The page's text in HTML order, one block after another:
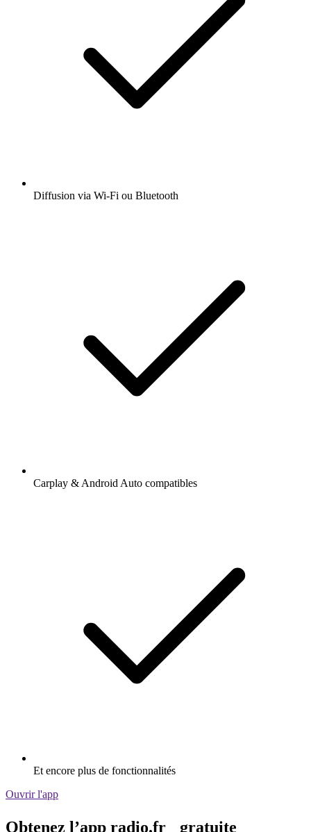
Diffusion via Wi-Fi ou Bluetooth
Carplay & Android Auto compatibles
Et encore plus de fonctionnalités
Ouvrir l'app
Obtenez l’app radio.fr gratuite